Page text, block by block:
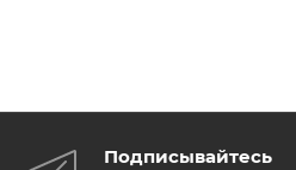
Подписывайтесь